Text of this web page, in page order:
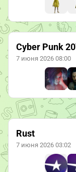
Cyber Punk
7 июня 2026 08:00
Rust
7 июня 2026 03:02